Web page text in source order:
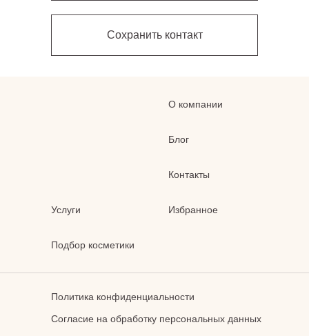
Сохранить контакт
Услуги
Подбор косметики
О компании
Блог
Контакты
Избранное
Политика конфиденциальности
Согласие на обработку персональных данных